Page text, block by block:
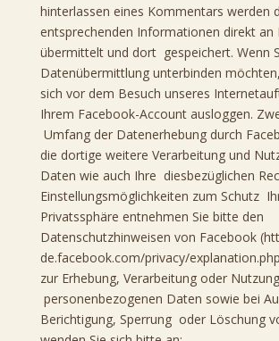
hinterlassen eines Kommentars werden
entsprechenden Informationen direkt an
übermittelt und dort gespeichert. Wenn
Datenübermittlung unterbinden
sich vor dem Besuch unseres
Ihrem Facebook-Account ausloggen.
Umfang der Datenerhebung durch
die dortige weitere Verarbeitung und
Daten wie auch Ihre diesbezüglichen
Einstellungsmöglichkeiten zum Schutz
Privatssphäre entnehmen Sie bitte den
Datenschutzhinweisen von Facebook
de.facebook.com/privacy/
zur Erhebung, Verarbeitung oder
personenbezogenen Daten sowie bei
Berichtigung, Sperrung oder Löschung